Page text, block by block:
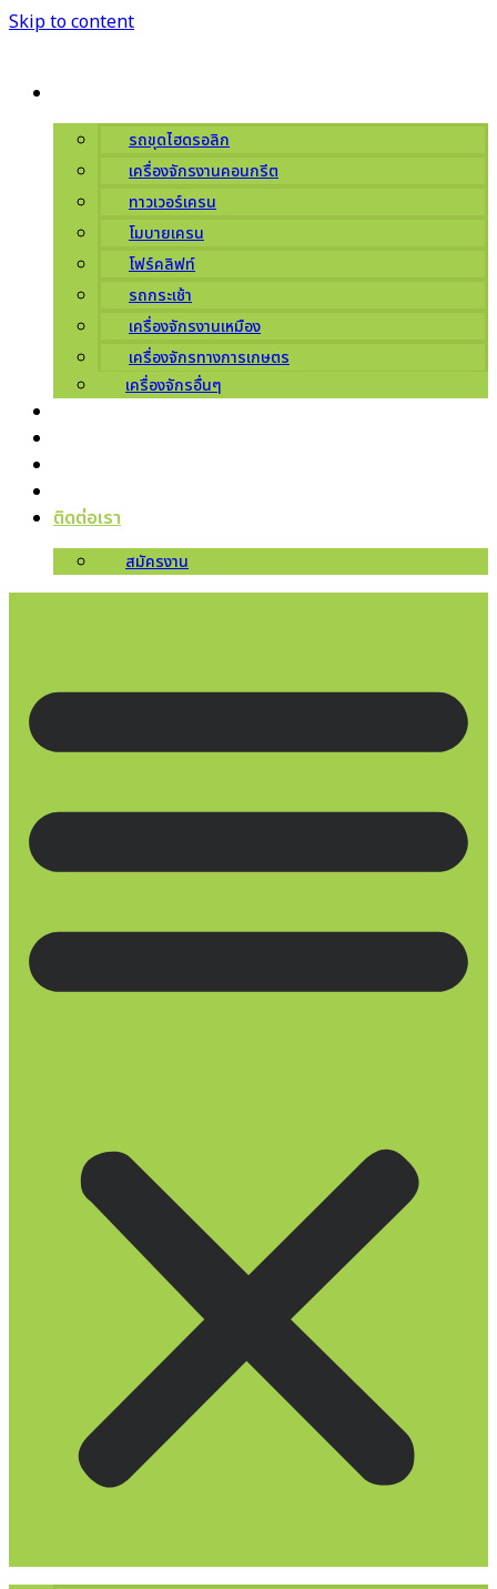
Skip to content
รถขุดไฮดรอลิก
เครื่องจักรงานคอนกรีต
ทาวเวอร์เครน
โมบายเครน
โฟร์คลิฟท์
รถกระเช้า
เครื่องจักรงานเหมือง
เครื่องจักรทางการเกษตร
เครื่องจักรอื่นๆ
ติดต่อเรา
สมัครงาน